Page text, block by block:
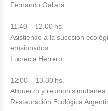
Fernando Gallará
11.40 – 12.00 hs.
Asistiendo a la sucesión
erosionados.
Lucrecia Herrero
12:00 – 13.30 hs.
Almuerzo y reunión
Restauración Ecológica